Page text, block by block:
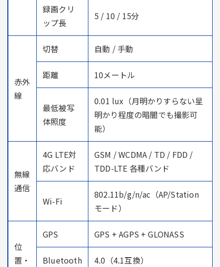
録画クリ
ップ長
5 / 10 / 15分
赤外
線
切替 自動 / 手動
距離 10メートル
最低被写
体照度
0.01 lux（月明かりすらない星
明かり程度の暗闇でも撮影可
能）
無線
通信
4G LTE対
応バンド
GSM / WCDMA / TD / FDD /
TDD-LTE 各種バンド
Wi-Fi
802.11b/g/n/ac（AP/Station
モード）
位
置・
GPS GPS + AGPS + GLONASS
Bluetooth 4.0（4.1互換）